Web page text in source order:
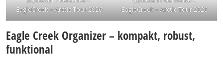
EagleCreek – Arctic Tour 2026
EagleCreek – Arctic Tour 2026
Eagle Creek Organizer – kompakt, robust,
funktional